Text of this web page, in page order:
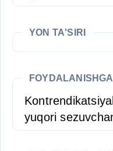
YON TA'SIRI
yuqori